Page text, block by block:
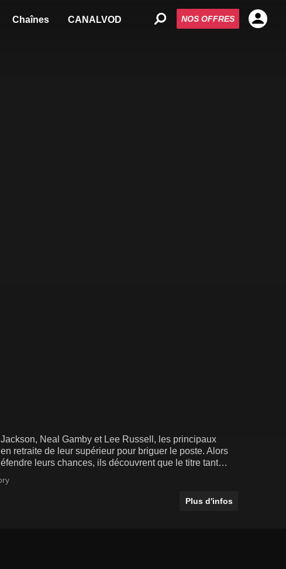
Chaînes CANALVOD NOS OFFRES
Neal Gamby et Lee Russell, les principaux
retraite de leur supérieur pour briguer le poste. Alors
leurs chances, ils découvrent que le titre tant
Plus d'infos